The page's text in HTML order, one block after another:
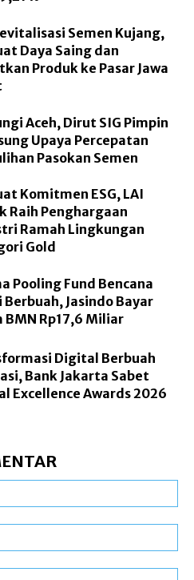
Semen Kujang,
Daya Saing dan
Produk ke Pasar Jawa
Aceh, Dirut SIG Pimpin
Upaya Percepatan
Pasokan Semen
Komitmen ESG, LAI
Raih Penghargaan
Ramah Lingkungan
Gold
Pooling Fund Bencana
Berbuah, Jasindo Bayar
BMN Rp17,6 Miliar
Digital Berbuah
Bank Jakarta Sabet
Excellence Awards 2026